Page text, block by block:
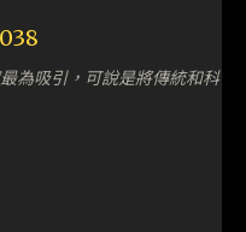
為吸引，可說是將傳統和科